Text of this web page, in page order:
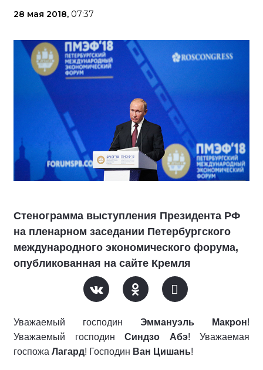
28 мая 2018, 07:37
Стенограмма выступления Президента РФ
на пленарном заседании Петербургского
международного экономического форума,
опубликованная на сайте Кремля
Уважаемый господин Эммануэль Макрон!
Уважаемый господин Синдзо Абэ! Уважаемая
госпожа Лагард! Господин Ван Цишань!